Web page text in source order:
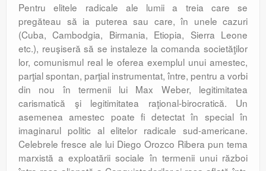
Pentru elitele radicale ale lumii a treia care se
pregăteau să ia puterea sau care, în unele cazuri
(Cuba, Cambodgia, Birmania, Etiopia, Sierra Leone
etc.), reuşiseră să se instaleze la comanda societăţilor
lor, comunismul real le oferea exemplul unui amestec,
parţial spontan, parţial instrumentat, între, pentru a vorbi
din nou în termenii lui Max Weber, legitimitatea
carismatică şi legitimitatea raţional-birocratică. Un
asemenea amestec poate fi detectat în special în
imaginarul politic al elitelor radicale sud-americane.
Celebrele fresce ale lui Diego Orozco Ribera pun tema
marxistă a exploatării sociale în termenii unui război